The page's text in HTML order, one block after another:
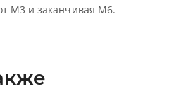
М3 и заканчивая М6.